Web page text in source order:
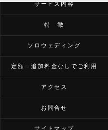
サービス内容
特 徴
ソロウェディング
定額＝追加料金なしでご利用
アクセス
お問合せ
サイトマップ